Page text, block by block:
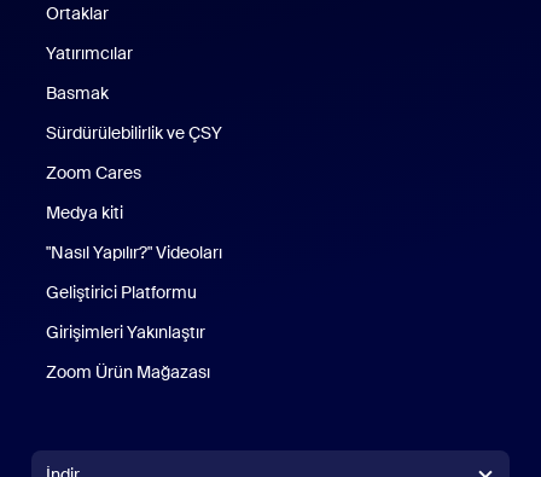
Ortaklar
Yatırımcılar
Basmak
Sürdürülebilirlik ve ÇSY
Zoom Cares
Medya kiti
"Nasıl Yapılır?" Videoları
Geliştirici Platformu
Girişimleri Yakınlaştır
Zoom Ürün Mağazası